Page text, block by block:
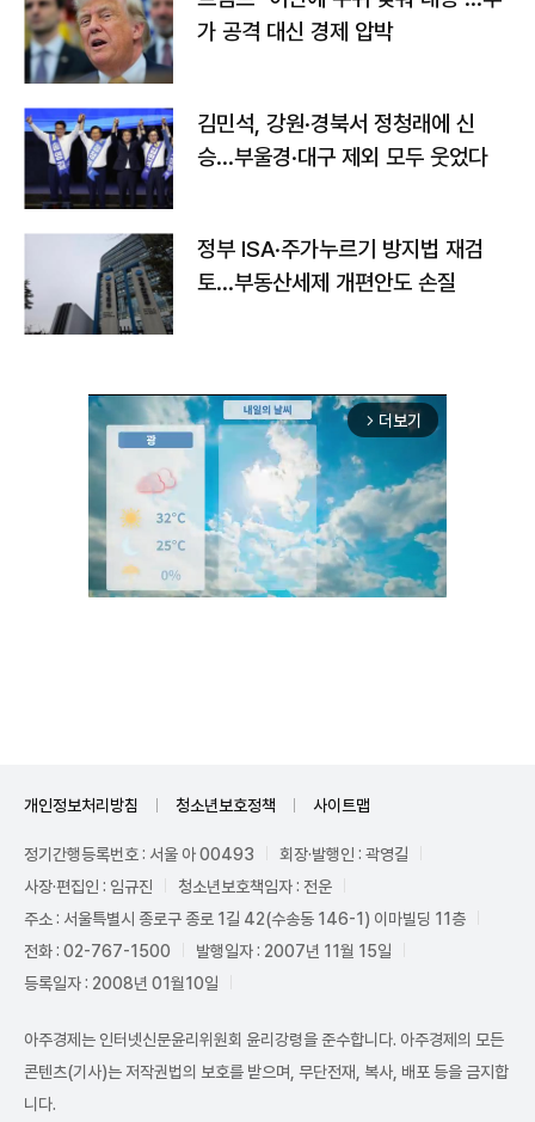
가 공격 대신 경제 압박
김민석, 강원·경북서 정청래에 신
승…부울경·대구 제외 모두 웃었다
정부 ISA·주가누르기 방지법 재검
토…부동산세제 개편안도 손질
arrow_forward_ios 더보기
개인정보처리방침 청소년보호정책 사이트맵
정기간행등록번호 : 서울 아 00493
회장·발행인 : 곽영길
사장·편집인 : 임규진
청소년보호책임자 : 전운
주소 : 서울특별시 종로구 종로 1길 42(수송동 146-1) 이마빌딩 11층
전화 : 02-767-1500
발행일자 : 2007년 11월 15일
등록일자 : 2008년 01월10일
아주경제는 인터넷신문윤리위원회 윤리강령을 준수합니다. 아주경제의 모든
콘텐츠(기사)는 저작권법의 보호를 받으며, 무단전재, 복사, 배포 등을 금지합
니다.